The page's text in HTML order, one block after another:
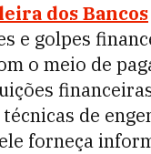
dos Bancos
e golpes
o meio de
de
forneça